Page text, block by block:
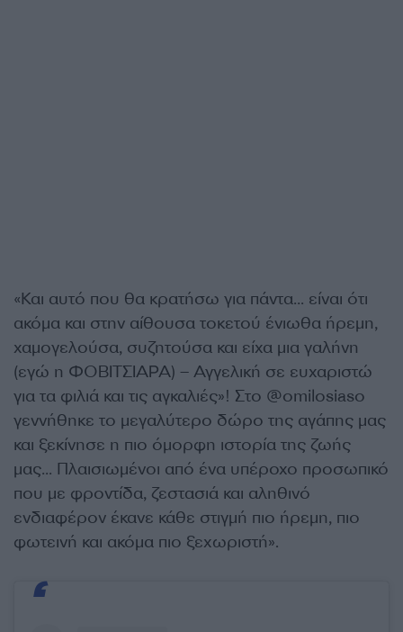
«Και αυτό που θα κρατήσω για πάντα… είναι ότι
ακόμα και στην αίθουσα τοκετού ένιωθα ήρεμη,
χαμογελούσα, συζητούσα και είχα μια γαλήνη
(εγώ η ΦΟΒΙΤΣΙΑΡΑ) – Αγγελική σε ευχαριστώ
για τα φιλιά και τις αγκαλιές»! Στο @omilosiaso
γεννήθηκε το μεγαλύτερο δώρο της αγάπης μας
και ξεκίνησε η πιο όμορφη ιστορία της ζωής
μας… Πλαισιωμένοι από ένα υπέροχο προσωπικό
που με φροντίδα, ζεστασιά και αληθινό
ενδιαφέρον έκανε κάθε στιγμή πιο ήρεμη, πιο
φωτεινή και ακόμα πιο ξεχωριστή».